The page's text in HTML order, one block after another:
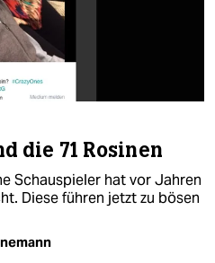
die 71 Rosinen
Schauspieler hat vor Jahren
Diese führen jetzt zu bösen